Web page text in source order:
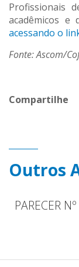
Profissionais
acadêmicos e
acessando o
Fonte: Ascom/
Compartilhe
Outros
PARECER